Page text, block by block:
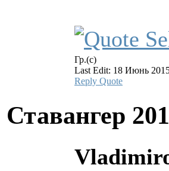
Гр.(с)
Last Edit: 18 Июнь
Reply Quote
Ставангер